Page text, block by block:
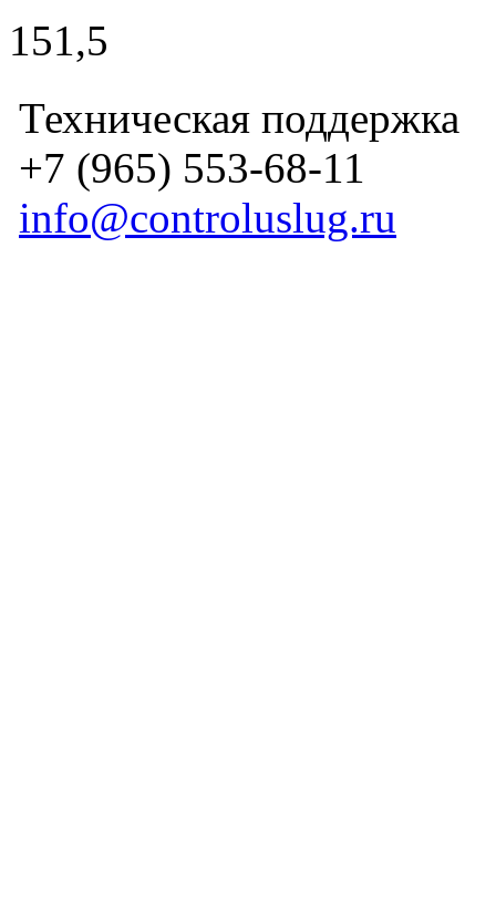
151,5
Техническая поддержка
+7 (965) 553-68-11
info@controluslug.ru